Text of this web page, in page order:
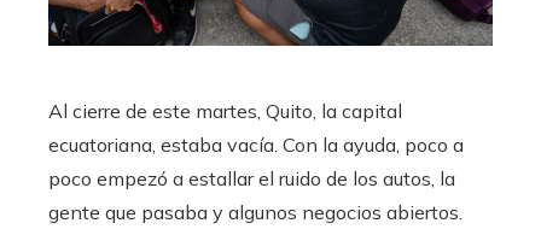
Al cierre de este martes, Quito, la capital
ecuatoriana, estaba vacía. Con la ayuda, poco a
poco empezó a estallar el ruido de los autos, la
gente que pasaba y algunos negocios abiertos.